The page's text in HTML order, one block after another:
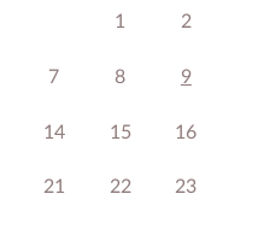
1 2
7 8 9
14 15 16
21 22 23